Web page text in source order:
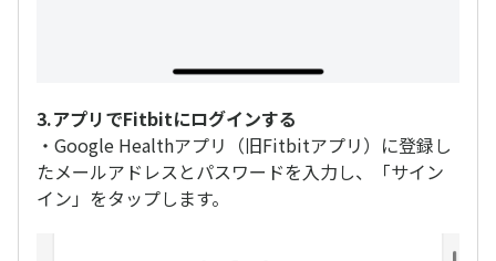
3.アプリでFitbitにログインする
・Google Healthアプリ（旧Fitbitアプリ）に登録し
たメールアドレスとパスワードを入力し、「サイン
イン」をタップします。